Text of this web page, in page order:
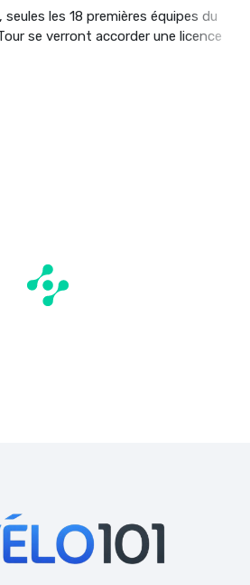
seules les 18 premières équipes du
se verront accorder une licence